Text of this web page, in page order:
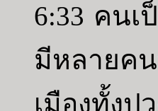
6:33 คนเ
มีหลายค
เมืองทั้งป